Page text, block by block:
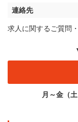
連絡先
求人に関するご質問
月～金（